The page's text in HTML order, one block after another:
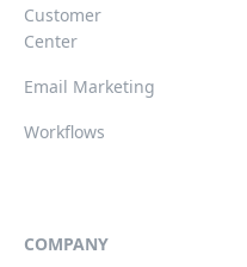
Customer
Center
Email Marketing
Workflows
COMPANY